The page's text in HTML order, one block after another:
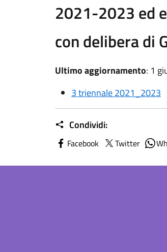
2021-2023 ed
con delibera di
Ultimo aggiornamento: 1
3 triennale 2021_2023
Condividi:
Facebook Twitter